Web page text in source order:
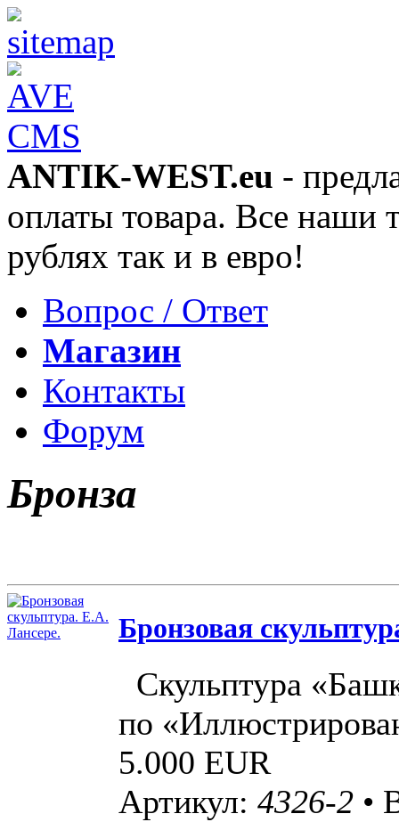
ANTIK-WEST.eu -
оплаты товара. Все наши
рублях так и в евро!
Вопрос / Ответ
Магазин
Контакты
Форум
Бронза
Бронзовая
Скульптура
по
5.000 EUR
Артикул: 4326-2 •